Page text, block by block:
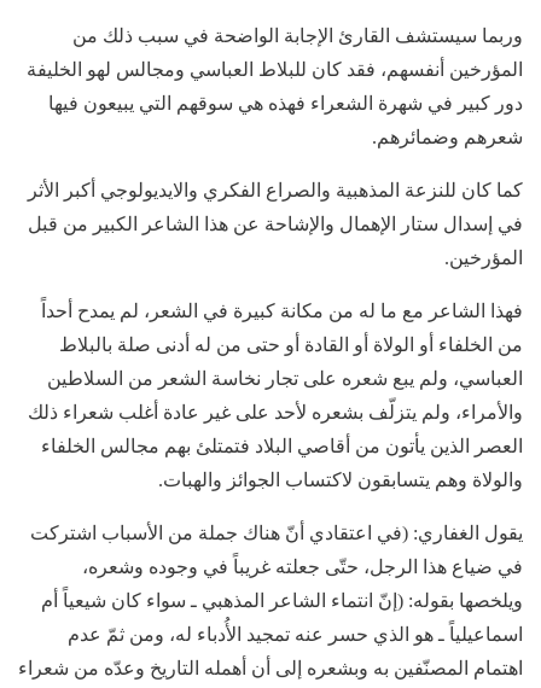
وربما سيستشف القارئ الإجابة الواضحة في سبب ذلك من
المؤرخين أنفسهم، فقد كان للبلاط العباسي ومجالس لهو الخليفة
دور كبير في شهرة الشعراء فهذه هي سوقهم التي يبيعون فيها
شعرهم وضمائرهم.
كما كان للنزعة المذهبية والصراع الفكري والايديولوجي أكبر الأثر
في إسدال ستار الإهمال والإشاحة عن هذا الشاعر الكبير من قبل
المؤرخين.
فهذا الشاعر مع ما له من مكانة كبيرة في الشعر، لم يمدح أحداً
من الخلفاء أو الولاة أو القادة أو حتى من له أدنى صلة بالبلاط
العباسي، ولم يبع شعره على تجار نخاسة الشعر من السلاطين
والأمراء، ولم يتزلّف بشعره لأحد على غير عادة أغلب شعراء ذلك
العصر الذين يأتون من أقاصي البلاد فتمتلئ بهم مجالس الخلفاء
والولاة وهم يتسابقون لاكتساب الجوائز والهبات.
يقول الغفاري: (في اعتقادي أنّ هناك جملة من الأسباب اشتركت
في ضياع هذا الرجل، حتّى جعلته غريباً في وجوده وشعره،
ويلخصها بقوله: (إنّ انتماء الشاعر المذهبي ـ سواء كان شيعياً أم
اسماعيلياً ـ هو الذي حسر عنه تمجيد الأُدباء له، ومن ثمّ عدم
اهتمام المصنّفين به وبشعره إلى أن أهمله التاريخ وعدّه من شعراء